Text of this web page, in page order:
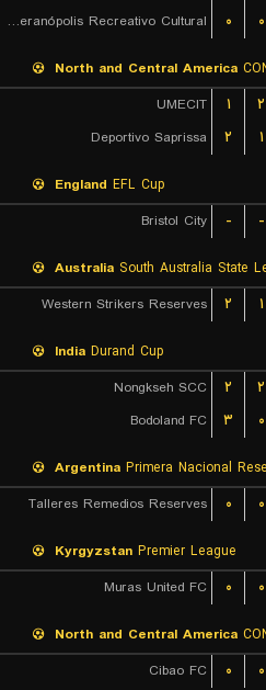
EC Veranópolis Recreativo Cultural
۰ ۰
North and Central America
UMECIT
۱ ۲
Deportivo Saprissa
۲ ۱
England EFL Cup
Bristol City
- -
Australia South Australia State
Western Strikers Reserves
۲ ۱
India Durand Cup
Nongkseh SCC
۲ ۲
Bodoland FC
۳ ۰
Argentina Primera Nacional
Talleres Remedios Reserves
۰ ۰
Kyrgyzstan Premier League
Muras United FC
۰ ۰
North and Central America
Cibao FC
۰ ۰